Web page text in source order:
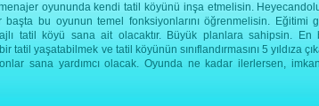
oyununda kendi tatil köyünü inşa etmelisin.
bu oyunun temel fonksiyonlarını öğrenmelisin. Eğitimi
tatil köyü sana ait olacaktır. Büyük planlara sahipsin. En
yaşatabilmek ve tatil köyünün sınıflandırmasını 5 yıldıza
sana yardımcı olacak. Oyunda ne kadar ilerlersen,